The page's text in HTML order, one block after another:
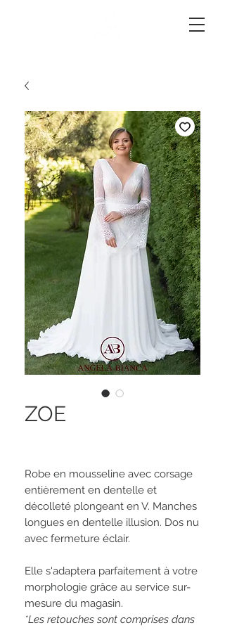
ZOE
Robe en mousseline avec corsage
entièrement en dentelle et
décolleté plongeant en V. Manches
longues en dentelle illusion. Dos nu
avec fermeture éclair.
Elle s'adaptera parfaitement à votre
morphologie grâce au service sur-
mesure du magasin.
*Les retouches sont comprises dans